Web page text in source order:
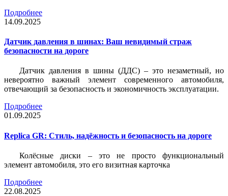
Подробнее
14.09.2025
Датчик давления в шинах: Ваш невидимый страж
безопасности на дороге
Датчик давления в шины (ДДС) – это незаметный, но
невероятно важный элемент современного автомобиля,
отвечающий за безопасность и экономичность эксплуатации.
Подробнее
01.09.2025
Replica GR: Стиль, надёжность и безопасность на дороге
Колёсные диски – это не просто функциональный
элемент автомобиля, это его визитная карточка
Подробнее
22.08.2025